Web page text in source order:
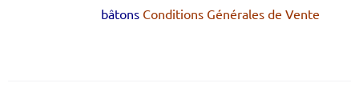
bâtons Conditions Générales de Vente